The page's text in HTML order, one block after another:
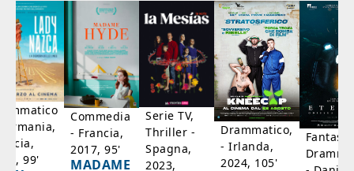
99'
Commedia
- Francia,
2017, 95'
MADAME
Serie TV,
Thriller -
Spagna,
2023,
Drammatico,
- Irlanda,
2024, 105'